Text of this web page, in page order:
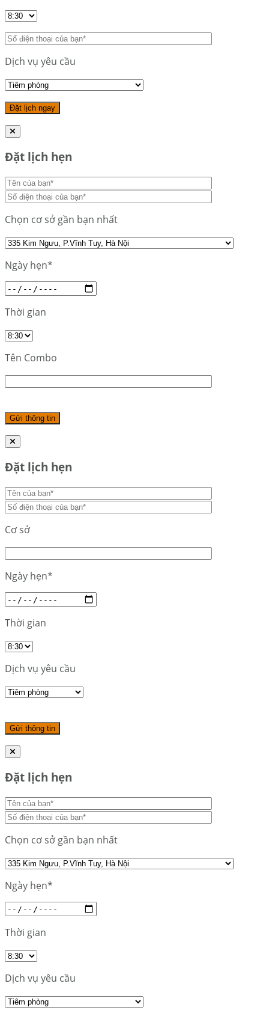
Dịch vụ yêu cầu
Đặt lịch hẹn
Chọn cơ sở gần bạn nhất
Ngày hẹn*
Thời gian
Tên Combo
Đặt lịch hẹn
Cơ sở
Ngày hẹn*
Thời gian
Dịch vụ yêu cầu
Đặt lịch hẹn
Chọn cơ sở gần bạn nhất
Ngày hẹn*
Thời gian
Dịch vụ yêu cầu